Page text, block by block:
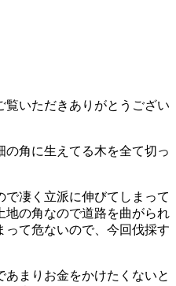
いただきありがとうござい
角に生えてる木を全て切っ
凄く立派に伸びてしまって
地の角なので道路を曲がられ
って危ないので、今回伐採す
まりお金をかけたくないと